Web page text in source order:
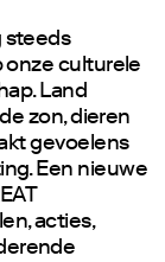
steeds
onze culturele
Land
zon, dieren
gevoelens
Een nieuwe
acties,